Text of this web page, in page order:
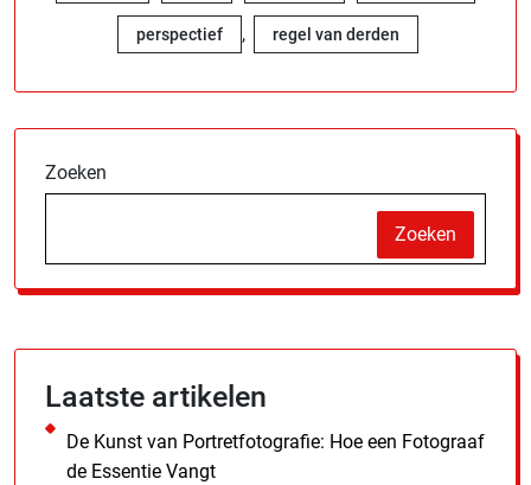
perspectief , regel van derden
Zoeken
Zoeken
Laatste artikelen
De Kunst van Portretfotografie: Hoe een Fotograaf
de Essentie Vangt